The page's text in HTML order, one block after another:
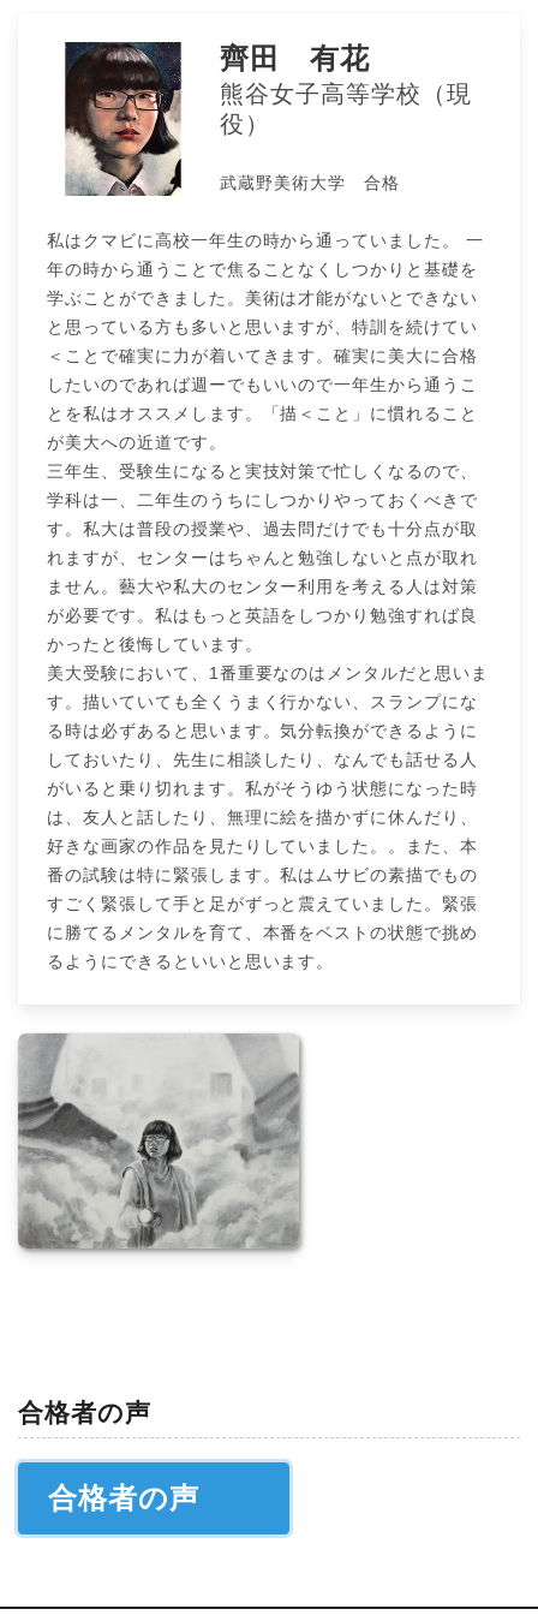
齊田 有花
熊谷女子高等学校（現
役）
武蔵野美術大学 合格
私はクマビに高校一年生の時から通っていました。 一
年の時から通うことで焦ることなくしつかりと基礎を
学ぶことができました。美術は才能がないとできない
と思っている方も多いと思いますが、特訓を続けてい
＜ことで確実に力が着いてきます。確実に美大に合格
したいのであれば週ーでもいいので一年生から通うこ
とを私はオススメします。「描＜こと」に慣れること
が美大への近道です。
三年生、受験生になると実技対策で忙しくなるので、
学科は一、二年生のうちにしつかりやっておくべきで
す。私大は普段の授業や、過去問だけでも十分点が取
れますが、センターはちゃんと勉強しないと点が取れ
ません。藝大や私大のセンター利用を考える人は対策
が必要です。私はもっと英語をしつかり勉強すれば良
かったと後悔しています。
美大受験において、1番重要なのはメンタルだと思いま
す。描いていても全くうまく行かない、スランプにな
る時は必ずあると思います。気分転換ができるように
しておいたり、先生に相談したり、なんでも話せる人
がいると乗り切れます。私がそうゆう状態になった時
は、友人と話したり、無理に絵を描かずに休んだり、
好きな画家の作品を見たりしていました。。また、本
番の試験は特に緊張します。私はムサビの素描でもの
すごく緊張して手と足がずっと震えていました。緊張
に勝てるメンタルを育て、本番をベストの状態で挑め
るようにできるといいと思います。
合格者の声
合格者の声